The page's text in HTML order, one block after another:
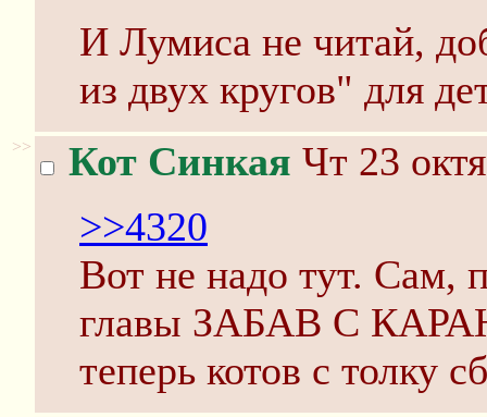
И Лумиса не читай,
из двух кругов" для
>> Кот Синкая Чт 23
>>4320
Вот не надо тут. Сам,
главы ЗАБАВ С
теперь котов с толку